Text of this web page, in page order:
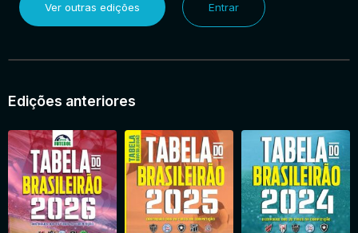
Ver outras edições Entrar
Edições anteriores